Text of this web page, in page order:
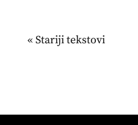
« Stariji unosi